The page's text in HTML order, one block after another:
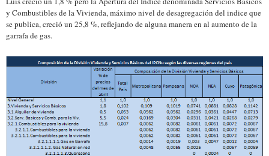
y Combustibles de la Vivienda, máximo nivel de desagregación del indice que
se publica, creció un 25,8 %, reflejando de alguna manera en al aumento de la
garrafa de gas.